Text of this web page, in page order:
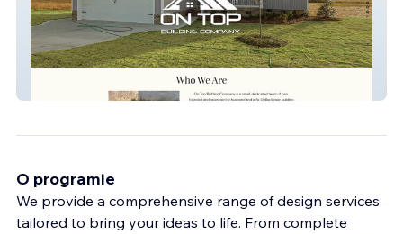
On Top Building Comp
O programie
We provide a comprehensive range of design services
tailored to bring your ideas to life. From complete